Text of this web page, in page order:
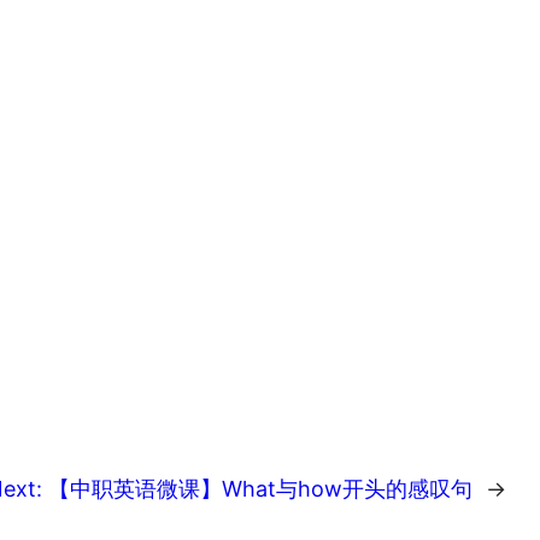
【中职英语微课】What与how开头的感叹句 →